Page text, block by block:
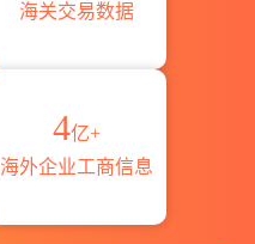
海关交易数据
4亿+
海外企业工商信息